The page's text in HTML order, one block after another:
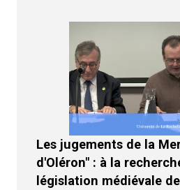
Les jugements de la
d'Oléron" : à la
législation médiévale